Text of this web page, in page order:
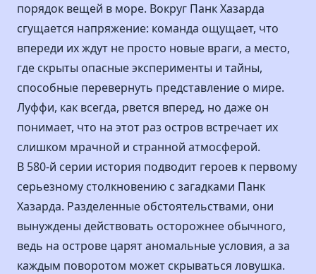
порядок вещей в море. Вокруг Панк Хазарда
сгущается напряжение: команда ощущает, что
впереди их ждут не просто новые враги, а место,
где скрыты опасные эксперименты и тайны,
способные перевернуть представление о мире.
Луффи, как всегда, рвется вперед, но даже он
понимает, что на этот раз остров встречает их
слишком мрачной и странной атмосферой.
В 580-й серии история подводит героев к первому
серьезному столкновению с загадками Панк
Хазарда. Разделенные обстоятельствами, они
вынуждены действовать осторожнее обычного,
ведь на острове царят аномальные условия, а за
каждым поворотом может скрываться ловушка.